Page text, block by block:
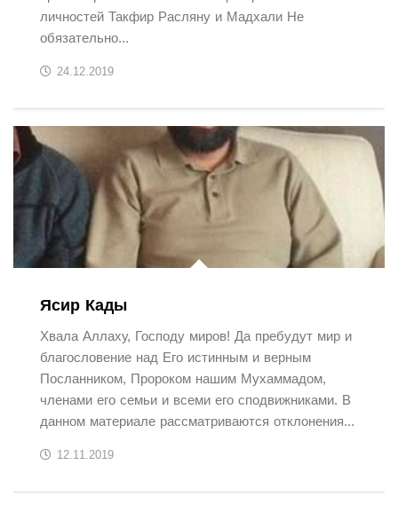
личностей Такфир Расляну и Мадхали Не
обязательно...
24.12.2019
Ясир Кады
Хвала Аллаху, Господу миров! Да пребудут мир и
благословение над Его истинным и верным
Посланником, Пророком нашим Мухаммадом,
членами его семьи и всеми его сподвижниками. В
данном материале рассматриваются отклонения...
12.11.2019